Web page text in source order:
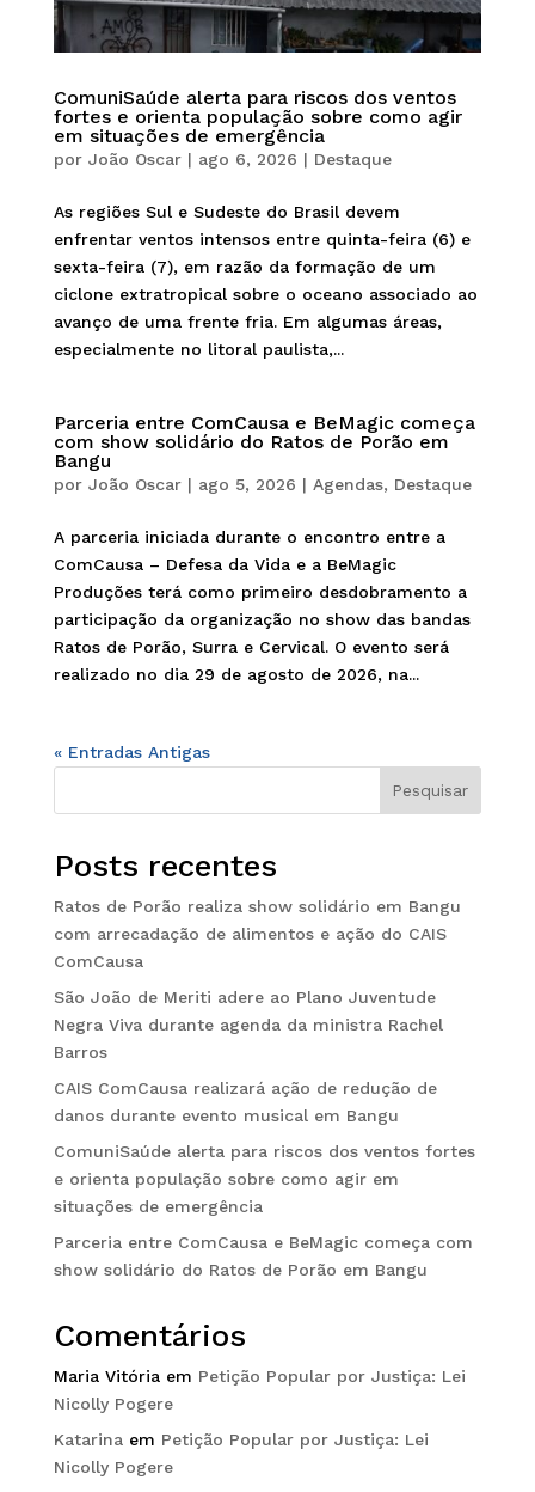
ComuniSaúde alerta para riscos dos ventos
fortes e orienta população sobre como agir
em situações de emergência
por João Oscar| ago 6, 2026 | Destaque
As regiões Sul e Sudeste do Brasil devem
enfrentar ventos intensos entre quinta-feira (6) e
sexta-feira (7), em razão da formação de um
ciclone extratropical sobre o oceano associado ao
avanço de uma frente fria. Em algumas áreas,
especialmente no litoral paulista,...
Parceria entre ComCausa e BeMagic começa
com show solidário do Ratos de Porão em
Bangu
por João Oscar| ago 5, 2026 | Agendas, Destaque
A parceria iniciada durante o encontro entre a
ComCausa – Defesa da Vida e a BeMagic
Produções terá como primeiro desdobramento a
participação da organização no show das bandas
Ratos de Porão, Surra e Cervical. O evento será
realizado no dia 29 de agosto de 2026, na...
« Entradas Antigas
Pesquisar
Posts recentes
Ratos de Porão realiza show solidário em Bangu
com arrecadação de alimentos e ação do CAIS
ComCausa
São João de Meriti adere ao Plano Juventude
Negra Viva durante agenda da ministra Rachel
Barros
CAIS ComCausa realizará ação de redução de
danos durante evento musical em Bangu
ComuniSaúde alerta para riscos dos ventos fortes
e orienta população sobre como agir em
situações de emergência
Parceria entre ComCausa e BeMagic começa com
show solidário do Ratos de Porão em Bangu
Comentários
Maria Vitóriaem Petição Popular por Justiça: Lei
Nicolly Pogere
Katarinaem Petição Popular por Justiça: Lei
Nicolly Pogere